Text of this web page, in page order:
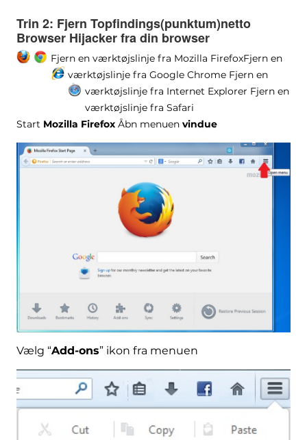
Trin 2: Fjern Topfindings(punktum)netto
Browser Hijacker fra din browser
Fjern en værktøjslinje fra Mozilla FirefoxFjern en
værktøjslinje fra Google ChromeFjern en
værktøjslinje fra Internet Explorer Fjern en
værktøjslinje fra Safari
Start Mozilla FirefoxÅbn menuen vindue
Vælg “Add-ons” ikon fra menuen